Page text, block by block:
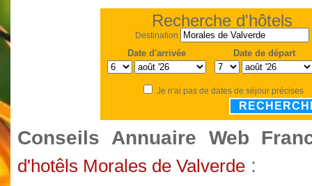
Recherche d'hôtels
Destination
Date d'arrivée Date de départ
Je n'ai pas de dates de séjour précises
Conseils Annuaire Web
d'hotêls Morales de Valverde :